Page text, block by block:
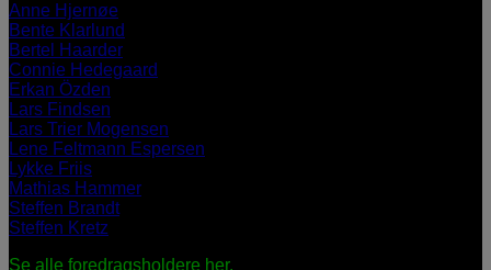
Anne Hjernøe
Bente Klarlund
Bertel Haarder
Connie Hedegaard
Erkan Özden
Lars Findsen
Lars Trier Mogensen
Lene Feltmann Espersen
Lykke Friis
Mathias Hammer
Steffen Brandt
Steffen Kretz
Se alle foredragsholdere her.